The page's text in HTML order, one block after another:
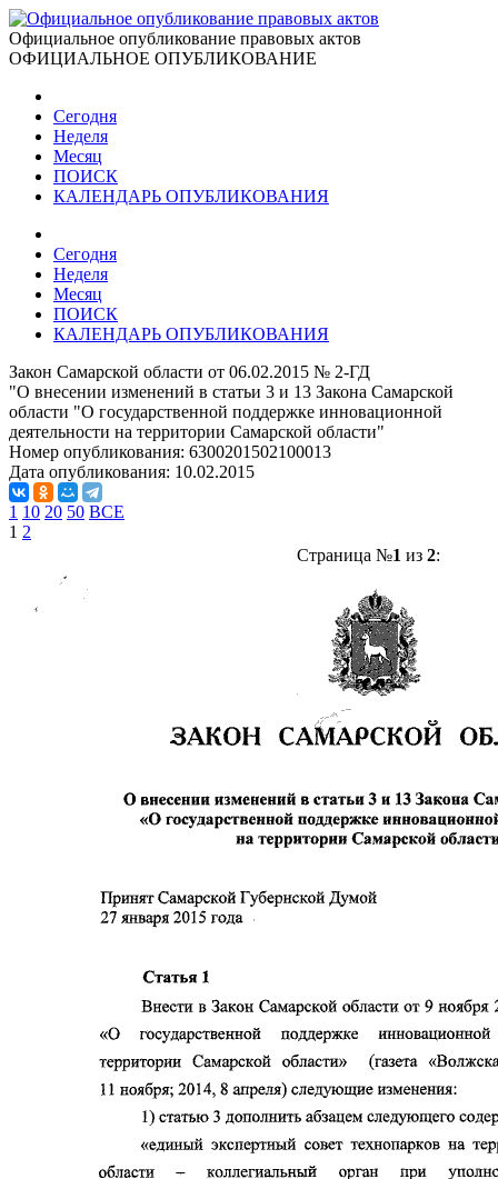
Официальное опубликование правовых актов
ОФИЦИАЛЬНОЕ ОПУБЛИКОВАНИЕ
Сегодня
Неделя
Месяц
ПОИСК
КАЛЕНДАРЬ ОПУБЛИКОВАНИЯ
Сегодня
Неделя
Месяц
ПОИСК
КАЛЕНДАРЬ ОПУБЛИКОВАНИЯ
Закон Самарской области от 06.02.2015 № 2-ГД
"О внесении изменений в статьи 3 и 13 Закона Самарской
области "О государственной поддержке инновационной
деятельности на территории Самарской области"
Номер опубликования: 6300201502100013
Дата опубликования: 10.02.2015
1 10 20 50 ВСЕ
1 2
Страница №1 из 2: